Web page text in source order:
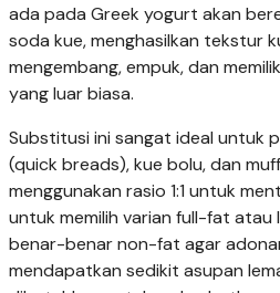
ada pada Greek yogurt akan
soda kue, menghasilkan tekstur
mengembang, empuk, dan
yang luar biasa.
Substitusi ini sangat ideal untuk
(quick breads), kue bolu, dan
menggunakan rasio 1:1 untuk
untuk memilih varian full-fat
benar-benar non-fat agar
mendapatkan sedikit asupan